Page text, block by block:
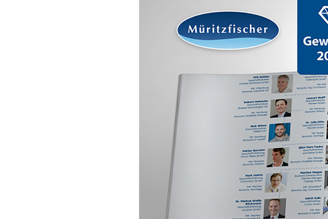
Fischsuppen
Fischkonserven Seelachs
Stör
Zander